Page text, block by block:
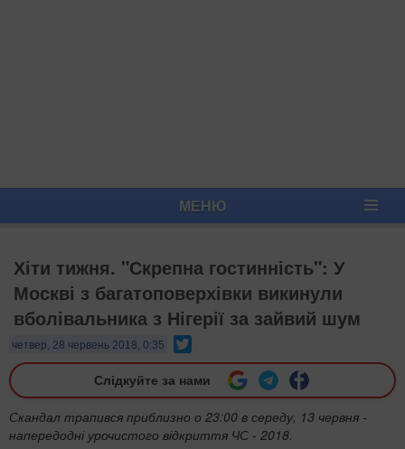
МЕНЮ
Хіти тижня. "Скрепна гостинність": У
Москві з багатоповерхівки викинули
вболівальника з Нігерії за зайвий шум
четвер, 28 червень 2018, 0:35
Слідкуйте за нами
Скандал трапився приблизно о 23:00 в середу, 13 червня -
напередодні урочистого відкриття ЧС - 2018.